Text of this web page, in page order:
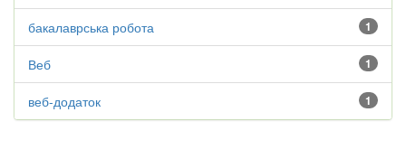
1
бакалаврська робота
1
Веб
1
веб-додаток